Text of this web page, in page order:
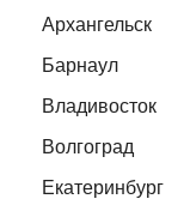
Архангельск
Барнаул
Владивосток
Волгоград
Екатеринбург